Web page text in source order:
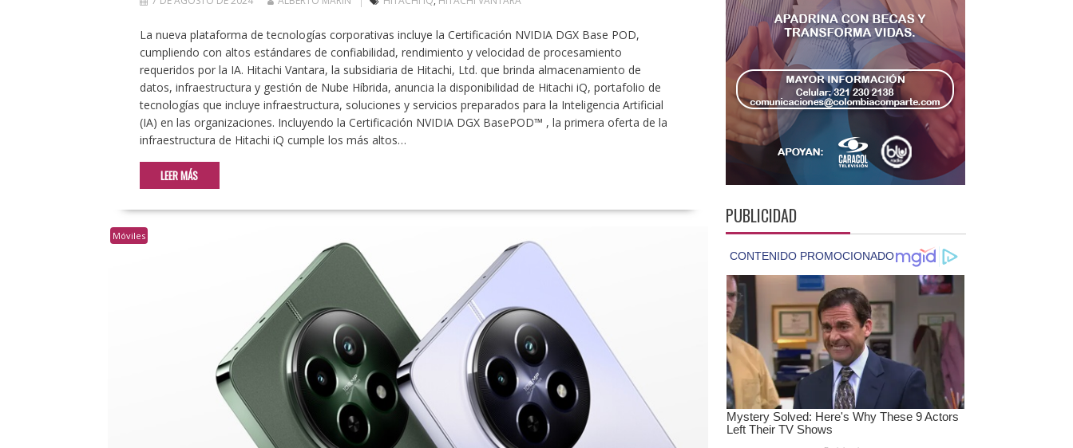
La nueva plataforma de tecnologías corporativas incluye la Certificación NVIDIA DGX Base POD,
cumpliendo con altos estándares de confiabilidad, rendimiento y velocidad de procesamiento
requeridos por la IA. Hitachi Vantara, la subsidiaria de Hitachi, Ltd. que brinda almacenamiento de
datos, infraestructura y gestión de Nube Híbrida, anuncia la disponibilidad de Hitachi iQ, portafolio de
tecnologías que incluye infraestructura, soluciones y servicios preparados para la Inteligencia Artificial
(IA) en las organizaciones. Incluyendo la Certificación NVIDIA DGX BasePOD™ , la primera oferta de la
infraestructura de Hitachi iQ cumple los más altos…
LEER MÁS
Móviles
PUBLICIDAD